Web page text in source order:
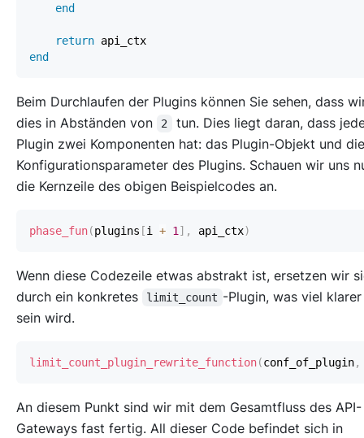
end
return
end
Beim Durchlaufen der Plugins können Sie sehen, dass
dies in Abständen von
2
tun. Dies liegt daran, dass
Plugin zwei Komponenten hat: das Plugin-Objekt und die
Konfigurationsparameter des Plugins. Schauen wir uns
die Kernzeile des obigen Beispielcodes an.
phase_fun(plugins [i + 1 ] , api_ctx)
Wenn diese Codezeile etwas abstrakt ist, ersetzen wir
durch ein konkretes
limit_count -Plugin, was viel
sein wird.
limit_count_plugin_rewrite_function(conf_of_plugin,
An diesem Punkt sind wir mit dem Gesamtfluss des API-
Gateways fast fertig. All dieser Code befindet sich in